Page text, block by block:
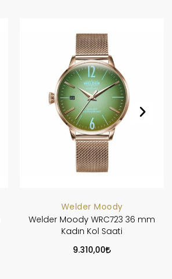
Welder Moody
Welder Moody WRC723 36 mm
Kadın Kol Saati
9.310,00